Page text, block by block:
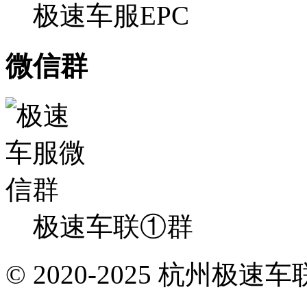
极速车服EPC
微信群
极速车联①群
© 2020-2025 杭州极速